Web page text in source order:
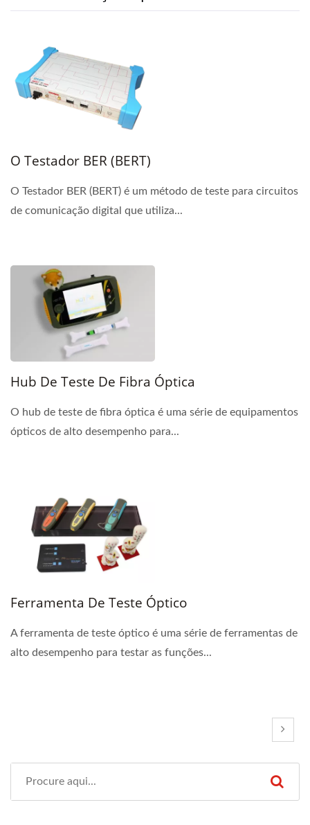
O Testador BER (BERT)
O Testador BER (BERT) é um método de teste para circuitos
de comunicação digital que utiliza...
Hub De Teste De Fibra Óptica
O hub de teste de fibra óptica é uma série de equipamentos
ópticos de alto desempenho para...
Ferramenta De Teste Óptico
A ferramenta de teste óptico é uma série de ferramentas de
alto desempenho para testar as funções...